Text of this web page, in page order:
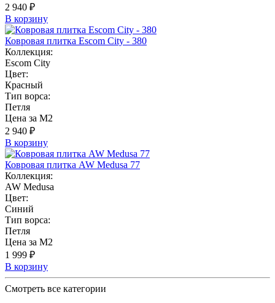
2 940 ₽
В корзину
Ковровая плитка Escom City - 380
Коллекция:
Escom City
Цвет:
Красный
Тип ворса:
Петля
Цена за М2
2 940 ₽
В корзину
Ковровая плитка AW Medusa 77
Коллекция:
AW Medusa
Цвет:
Синий
Тип ворса:
Петля
Цена за М2
1 999 ₽
В корзину
Смотреть все категории